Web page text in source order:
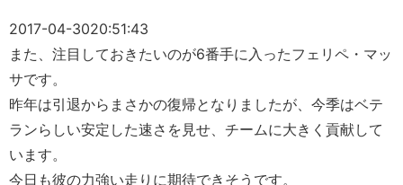
2017-04-3020:51:43
また、注目しておきたいのが6番手に入ったフェリペ・マッ
サです。
昨年は引退からまさかの復帰となりましたが、今季はベテ
ランらしい安定した速さを見せ、チームに大きく貢献して
います。
今日も彼の力強い走りに期待できそうです。